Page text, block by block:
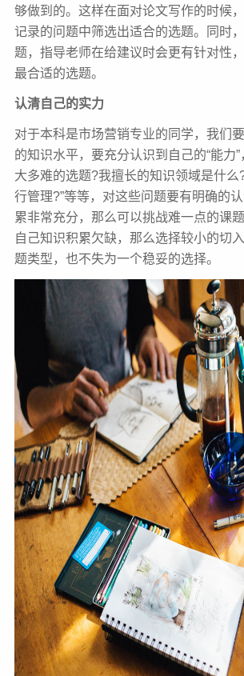
够做到的。这样在面对论文写作的时候
记录的问题中筛选出适合的选题。同时
题，指导老师在给建议时会更有针对性
最合适的选题。
认清自己的实力
对于本科是市场营销专业的同学，我们
的知识水平，要充分认识到自己的“能力”
大多难的选题?我擅长的知识领域是什么
行管理?”等等，对这些问题要有明确的
累非常充分，那么可以挑战难一点的课
自己知识积累欠缺，那么选择较小的切
题类型，也不失为一个稳妥的选择。